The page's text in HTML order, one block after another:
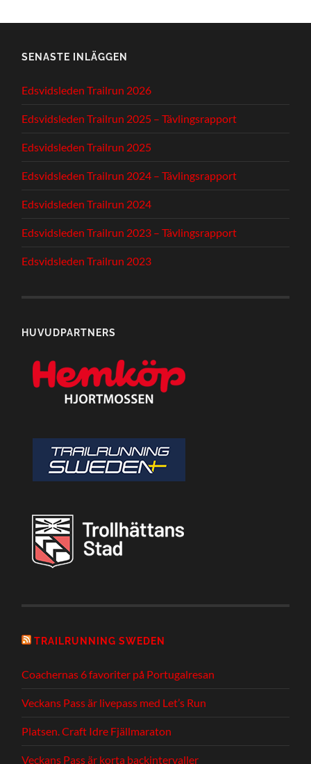
SENASTE INLÄGGEN
Edsvidsleden Trailrun 2026
Edsvidsleden Trailrun 2025 – Tävlingsrapport
Edsvidsleden Trailrun 2025
Edsvidsleden Trailrun 2024 – Tävlingsrapport
Edsvidsleden Trailrun 2024
Edsvidsleden Trailrun 2023 – Tävlingsrapport
Edsvidsleden Trailrun 2023
HUVUDPARTNERS
TRAILRUNNING SWEDEN
Coachernas 6 favoriter på Portugalresan
Veckans Pass är livepass med Let’s Run
Platsen. Craft Idre Fjällmaraton
Veckans Pass är korta backintervaller